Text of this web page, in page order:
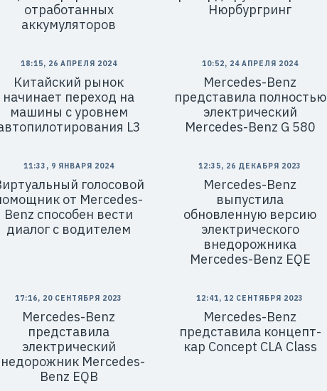
отработанных
аккумуляторов
Нюрбургринг
18:15, 26 АПРЕЛЯ 2024
Китайский рынок
начинает переход на
машины с уровнем
L3
10:52, 24 АПРЕЛЯ 2024
Mercedes-Benz
представила полностью
электрический
Mercedes-Benz G 580
11:33, 9 ЯНВАРЯ 2024
голосовой
от Mercedes-
Benz способен вести
диалог с водителем
12:35, 26 ДЕКАБРЯ 2023
Mercedes-Benz
выпустила
обновленную версию
электрического
внедорожника
Mercedes-Benz EQE
17:16, 20 СЕНТЯБРЯ 2023
Mercedes-Benz
представила
электрический
Mercedes-
Benz EQB
12:41, 12 СЕНТЯБРЯ 2023
Mercedes-Benz
представила концепт-
кар Concept CLA Class